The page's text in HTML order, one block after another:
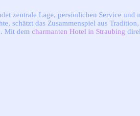
zentrale Lage, persönlichen Service
schätzt das Zusammenspiel aus
Mit dem charmanten Hotel in Straubing